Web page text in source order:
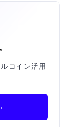
コイン活用